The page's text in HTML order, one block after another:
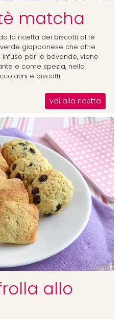
matcha
la ricetta dei biscotti al tè
giapponese che oltre
per le bevande, viene
e come spezia, nella
e biscotti.
vai alla ricetta
allo